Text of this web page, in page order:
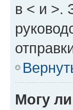
в < и >.
Могу